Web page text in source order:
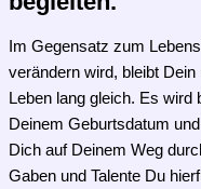
Im Gegensatz zum
verändern wird, bleibt
Leben lang gleich. Es
Deinem Geburtsdatum
Dich auf Deinem Weg
Gaben und Talente Du